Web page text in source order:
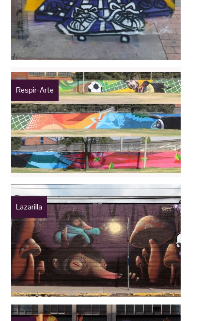
Respir-Arte
Lazarilla